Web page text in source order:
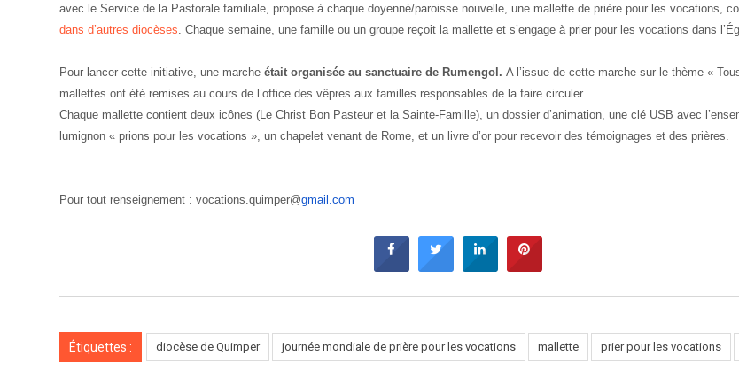
avec le Service de la Pastorale familiale, propose à chaque doyenné/paroisse nouvelle, une mallette de prière pour les vocations,
dans d’autres diocèses. Chaque semaine, une famille ou un groupe reçoit la mallette et s’engage à prier pour les vocations dans
Pour lancer cette initiative, une marche était organisée au sanctuaire de Rumengol. A l’issue de cette marche sur le thème «
mallettes ont été remises au cours de l’office des vêpres aux familles responsables de la faire circuler.
Chaque mallette contient deux icônes (Le Christ Bon Pasteur et la Sainte-Famille), un dossier d’animation, une clé USB avec
lumignon « prions pour les vocations », un chapelet venant de Rome, et un livre d’or pour recevoir des témoignages et des prières.
Pour tout renseignement : vocations.quimper@gmail.com
Étiquettes : diocèse de Quimper journée mondiale de prière pour les vocations mallette prier pour les vocations